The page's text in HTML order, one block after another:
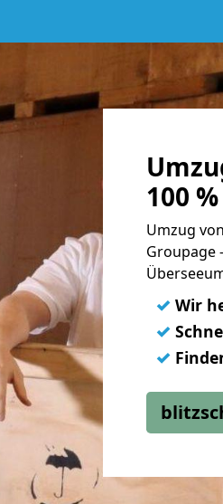
100
Umzug
Groupage
✓ Wir
✓
✓